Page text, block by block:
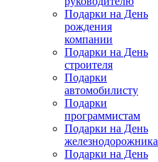
Подарки на День
рождения
компании
Подарки на День
строителя
Подарки
автомобилисту
Подарки
программистам
Подарки на День
железнодорожника
Подарки на День